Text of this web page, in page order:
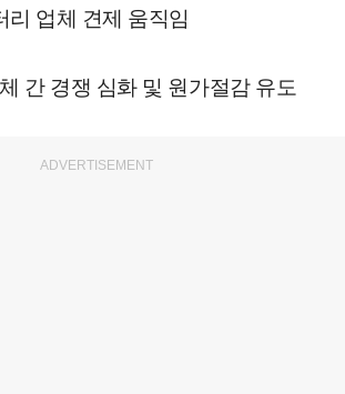
리 업체 견제 움직임
간 경쟁 심화 및 원가절감 유도
ADVERTISEMENT